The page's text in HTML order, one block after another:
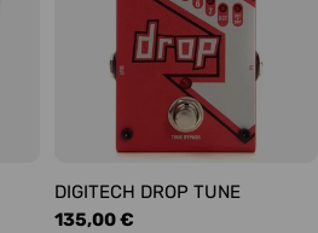
DIGITECH DROP TUNE
Precio
135,00 €